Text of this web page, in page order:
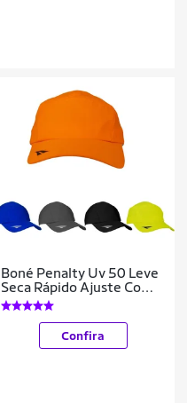
Boné Penalty Uv 50 Leve
Seca Rápido Ajuste Com
Regulável
Confira